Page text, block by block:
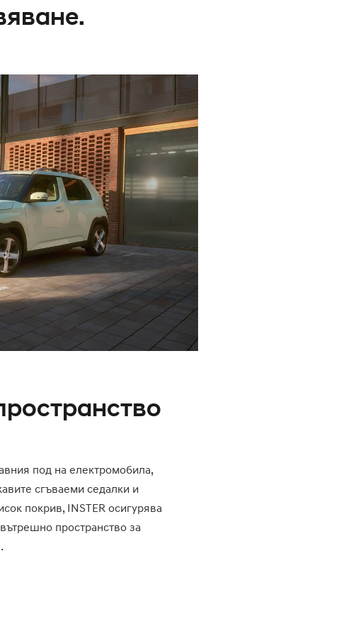
под на електромобила,
сгъваеми седалки и
покрив, INSTER осигурява
пространство за